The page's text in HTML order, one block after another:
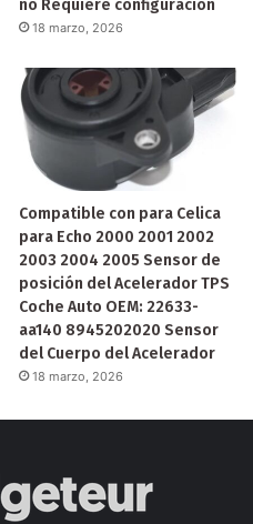
no Requiere configuración
18 marzo, 2026
Compatible con para Celica
para Echo 2000 2001 2002
2003 2004 2005 Sensor de
posición del Acelerador TPS
Coche Auto OEM: 22633-
aa140 8945202020 Sensor
del Cuerpo del Acelerador
18 marzo, 2026